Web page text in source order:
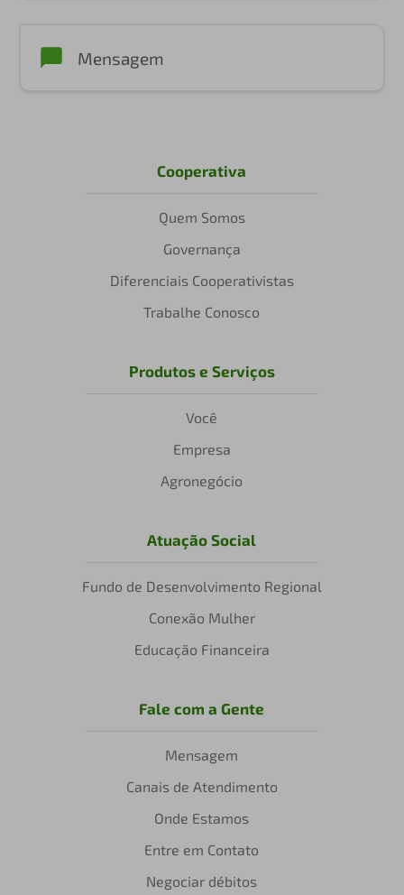
Mensagem
Cooperativa
Quem Somos
Governança
Diferenciais Cooperativistas
Trabalhe Conosco
Produtos e Serviços
Você
Empresa
Agronegócio
Atuação Social
Fundo de Desenvolvimento Regional
Conexão Mulher
Educação Financeira
Fale com a Gente
Mensagem
Canais de Atendimento
Onde Estamos
Entre em Contato
Negociar débitos